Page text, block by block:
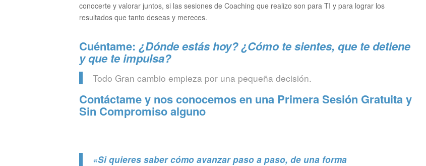
conocerte y valorar juntos, si las sesiones de Coaching que realizo son para TI y para lograr los
resultados que tanto deseas y mereces.
Cuéntame: ¿Dónde estás hoy? ¿Cómo te sientes, que te detiene
y que te impulsa?
Todo Gran cambio empieza por una pequeña decisión.
Contáctame y nos conocemos en una Primera Sesión Gratuita y
Sin Compromiso alguno
«Si quieres saber cómo avanzar paso a paso, de una forma